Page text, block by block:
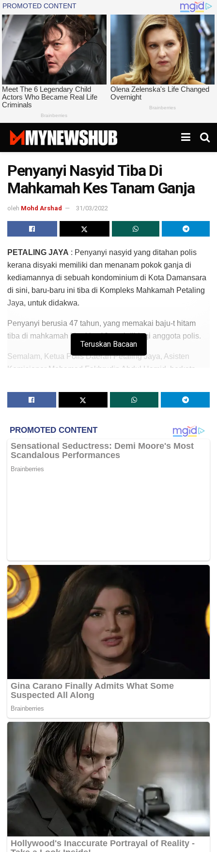
Penyanyi Nasyid Tiba Di
Mahkamah Kes Tanam Ganja
oleh Mohd Arshad 31/03/2022
PETALING JAYA : Penyanyi nasyid yang ditahan polis
kerana disyaki memiliki dan menanam pokok ganja di
kediamannya di sebuah kondominium di Kota Damansara
di sini, baru-baru ini tiba di Kompleks Mahkamah Petaling
Jaya, untuk didakwa.
Penyanyi berusia 47 tahun, yang memakai baju-t hitam
tiba di mahkamah kira-kira 10 pagi diiringi anggota polis.
Semalam, Ketua Polis Daerah Petaling Jaya, Asisten
Komisioner Mohamad Fakhrudin Abdul Hamid, berkata
mengikut Seksyen 39B dan 6B Akta Dadah Berbahaya
1952.
Media sebelum ini melaporkan, kegiatan penyanyi nasyid
yang juga komposer muzik menanam pokok ganja
terbongkar selepas kediamannya diserbu polis.
Dalam serbuan pada 5.30 petang, polis menemui 17 pokok
suhu, lampu, alat menyiram tanaman dan alat
pengudaraan.
Siasatan polis mendapati, pokok ganja yang ditemui itu
adalah untuk kegunaannya sendiri.
Teruskan Bacaan
Kes Tanam Ganja mahkamah